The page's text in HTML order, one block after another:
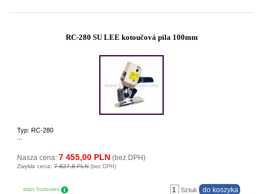
RC-280 SU LEE kotoučová pila 100mm
Typ: RC-280
Nasza cena: 7 455,00 PLN (bez DPH)
Zwykła cena: 7 827,8 PLN (bez DPH)
stan hurtowni Sztuk